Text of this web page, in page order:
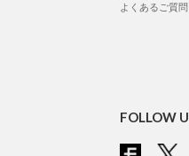
よくあるご質問
FOLLOW